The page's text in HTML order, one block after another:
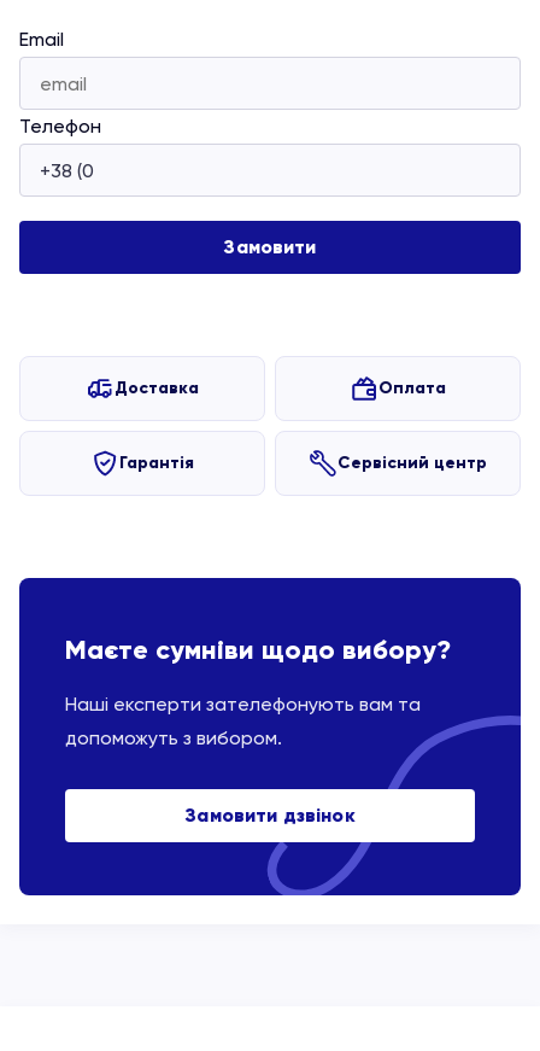
Email
Телефон
Доставка Оплата
Гарантія Сервісний центр
Маєте сумніви щодо вибору?
Наші експерти зателефонують вам та
допоможуть з вибором.
Замовити дзвінок